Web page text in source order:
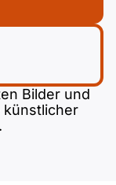
Bilder und
künstlicher